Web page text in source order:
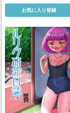
ウアンウムルウリスソウ
タウィルミュウリメン
遊月繭
お気に入り登録